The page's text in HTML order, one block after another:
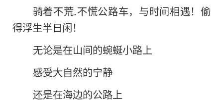
骑着不荒.不慌公路车，与时间相遇！偷
得浮生半日闲！
无论是在山间的蜿蜒小路上
感受大自然的宁静
还是在海边的公路上